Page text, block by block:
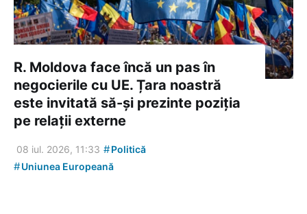
R. Moldova face încă un pas în
negocierile cu UE. Țara noastră
este invitată să-și prezinte poziția
pe relații externe
08 iul. 2026, 11:33 #Politică
#Uniunea Europeană